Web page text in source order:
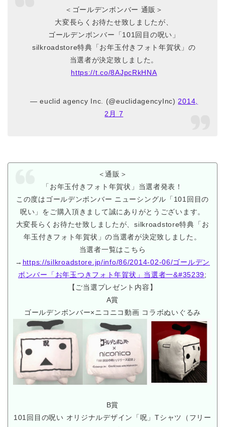
＜ゴールデンボンバー 通販＞
大変長らくお待たせ致しましたが、
ゴールデンボンバー「101回目の呪い」
silkroadstore特典「お年玉付きフォト年賀状」の
当選者が決定致しました。
https://t.co/8AJpcRkHNA
— euclid agency Inc. (@euclidagencyInc) 2014,
2月 7
＜通販＞
「お年玉付きフォト年賀状」当選者発表！
この度はゴールデンボンバー ニューシングル「101回目の
呪い」をご購入頂きまして誠にありがとうございます。
大変長らくお待たせ致しましたが、silkroadstore特典「お
年玉付きフォト年賀状」の当選者が決定致しました。
当選者一覧はこちら
→ https://silkroadstore.jp/info/86/2014-02-06/ゴールデン
ボンバー「お年玉つきフォト年賀状」当選者一&#35239;
【ご当選プレゼント内容】
A賞
ゴールデンボンバー×ニコニコ動画 コラボぬいぐるみ
B賞
101回目の呪い オリジナルデザイン「呪」Tシャツ（フリー